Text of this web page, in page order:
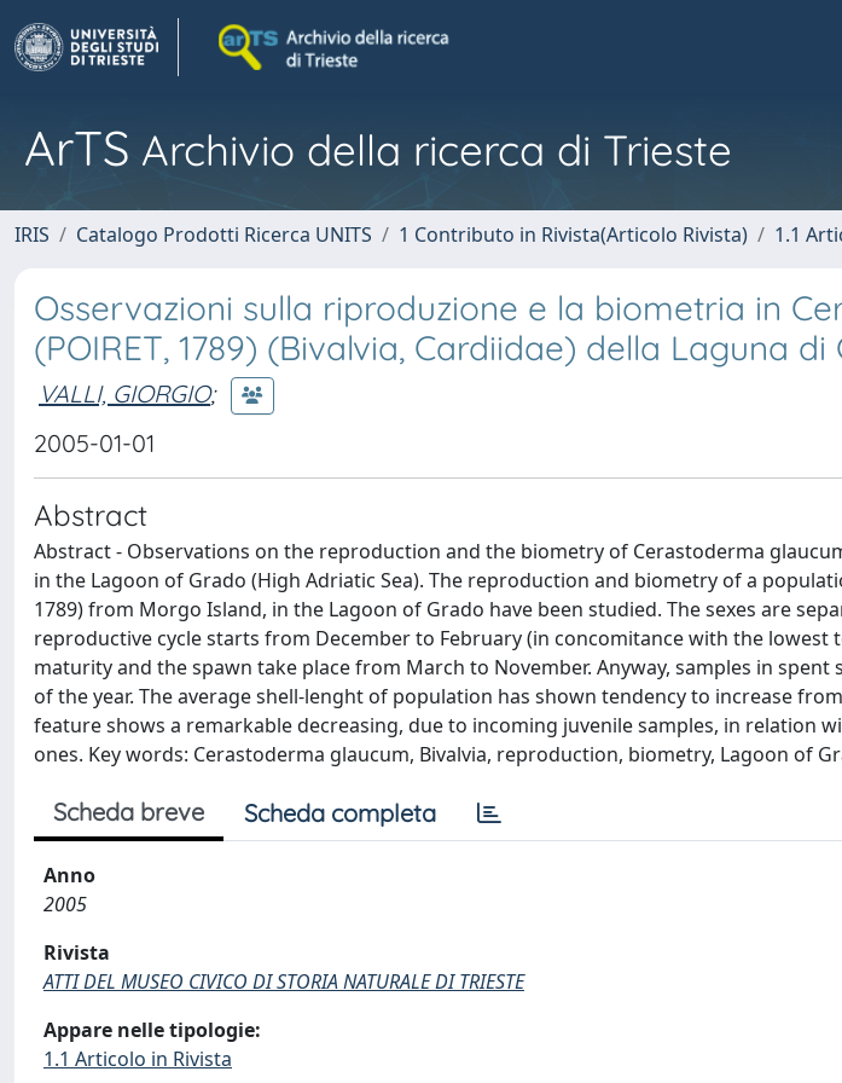
ArTS Archivio della ricerca di Trieste
IRIS Catalogo Prodotti Ricerca UNITS 1 Contributo in Rivista(Articolo Rivista) 1.1
Osservazioni sulla riproduzione e la biometria in
(POIRET, 1789) (Bivalvia, Cardiidae) della Laguna di
VALLI, GIORGIO;
2005-01-01
Abstract
Abstract - Observations on the reproduction and the biometry of Cerastoderma glaucum
in the Lagoon of Grado (High Adriatic Sea). The reproduction and biometry of a
1789) from Morgo Island, in the Lagoon of Grado have been studied. The sexes are
reproductive cycle starts from December to February (in concomitance with the
maturity and the spawn take place from March to November. Anyway, samples in
of the year. The average shell-lenght of population has shown tendency to increase
feature shows a remarkable decreasing, due to incoming juvenile samples, in relation
ones. Key words: Cerastoderma glaucum, Bivalvia, reproduction, biometry, Lagoon of
Scheda breve Scheda completa
Anno
2005
Rivista
ATTI DEL MUSEO CIVICO DI STORIA NATURALE DI TRIESTE
Appare nelle tipologie:
1.1 Articolo in Rivista